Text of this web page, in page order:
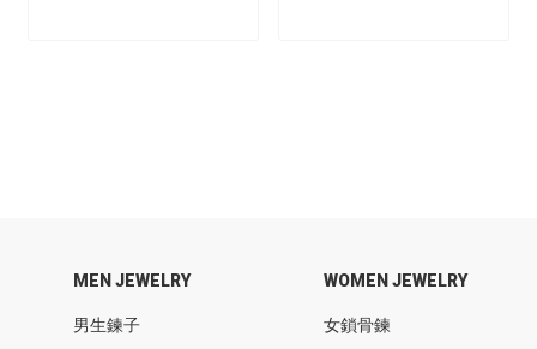
MEN JEWELRY
男生鍊子
WOMEN JEWELRY
女鎖骨鍊